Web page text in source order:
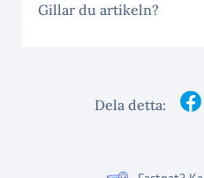
Gillar du artikeln?
Dela detta: